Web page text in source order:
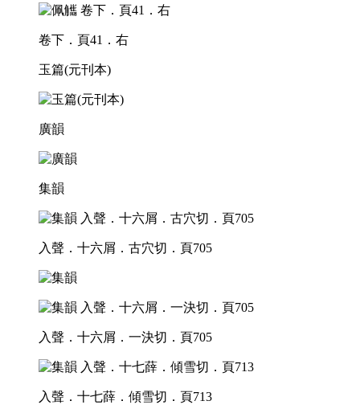
卷下．頁41．右
玉篇(元刊本)
廣韻
集韻
入聲．十六屑．古穴切．頁705
入聲．十六屑．一決切．頁705
入聲．十七薛．傾雪切．頁713